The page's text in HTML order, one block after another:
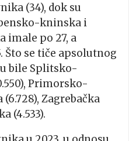
(34), dok su
kninska i
imale po 27, a
se tiče apsolutnog
bile Splitsko-
Primorsko-
Zagrebačka
(4.533).